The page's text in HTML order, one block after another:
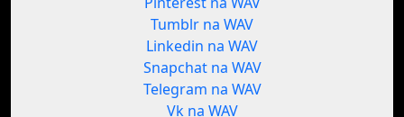
Tumblr na WAV
Linkedin na WAV
Snapchat na WAV
Telegram na WAV
Vk na WAV